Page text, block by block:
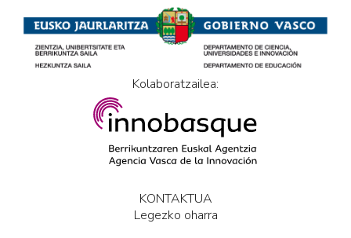
Kolaboratzailea:
KONTAKTUA
Legezko oharra